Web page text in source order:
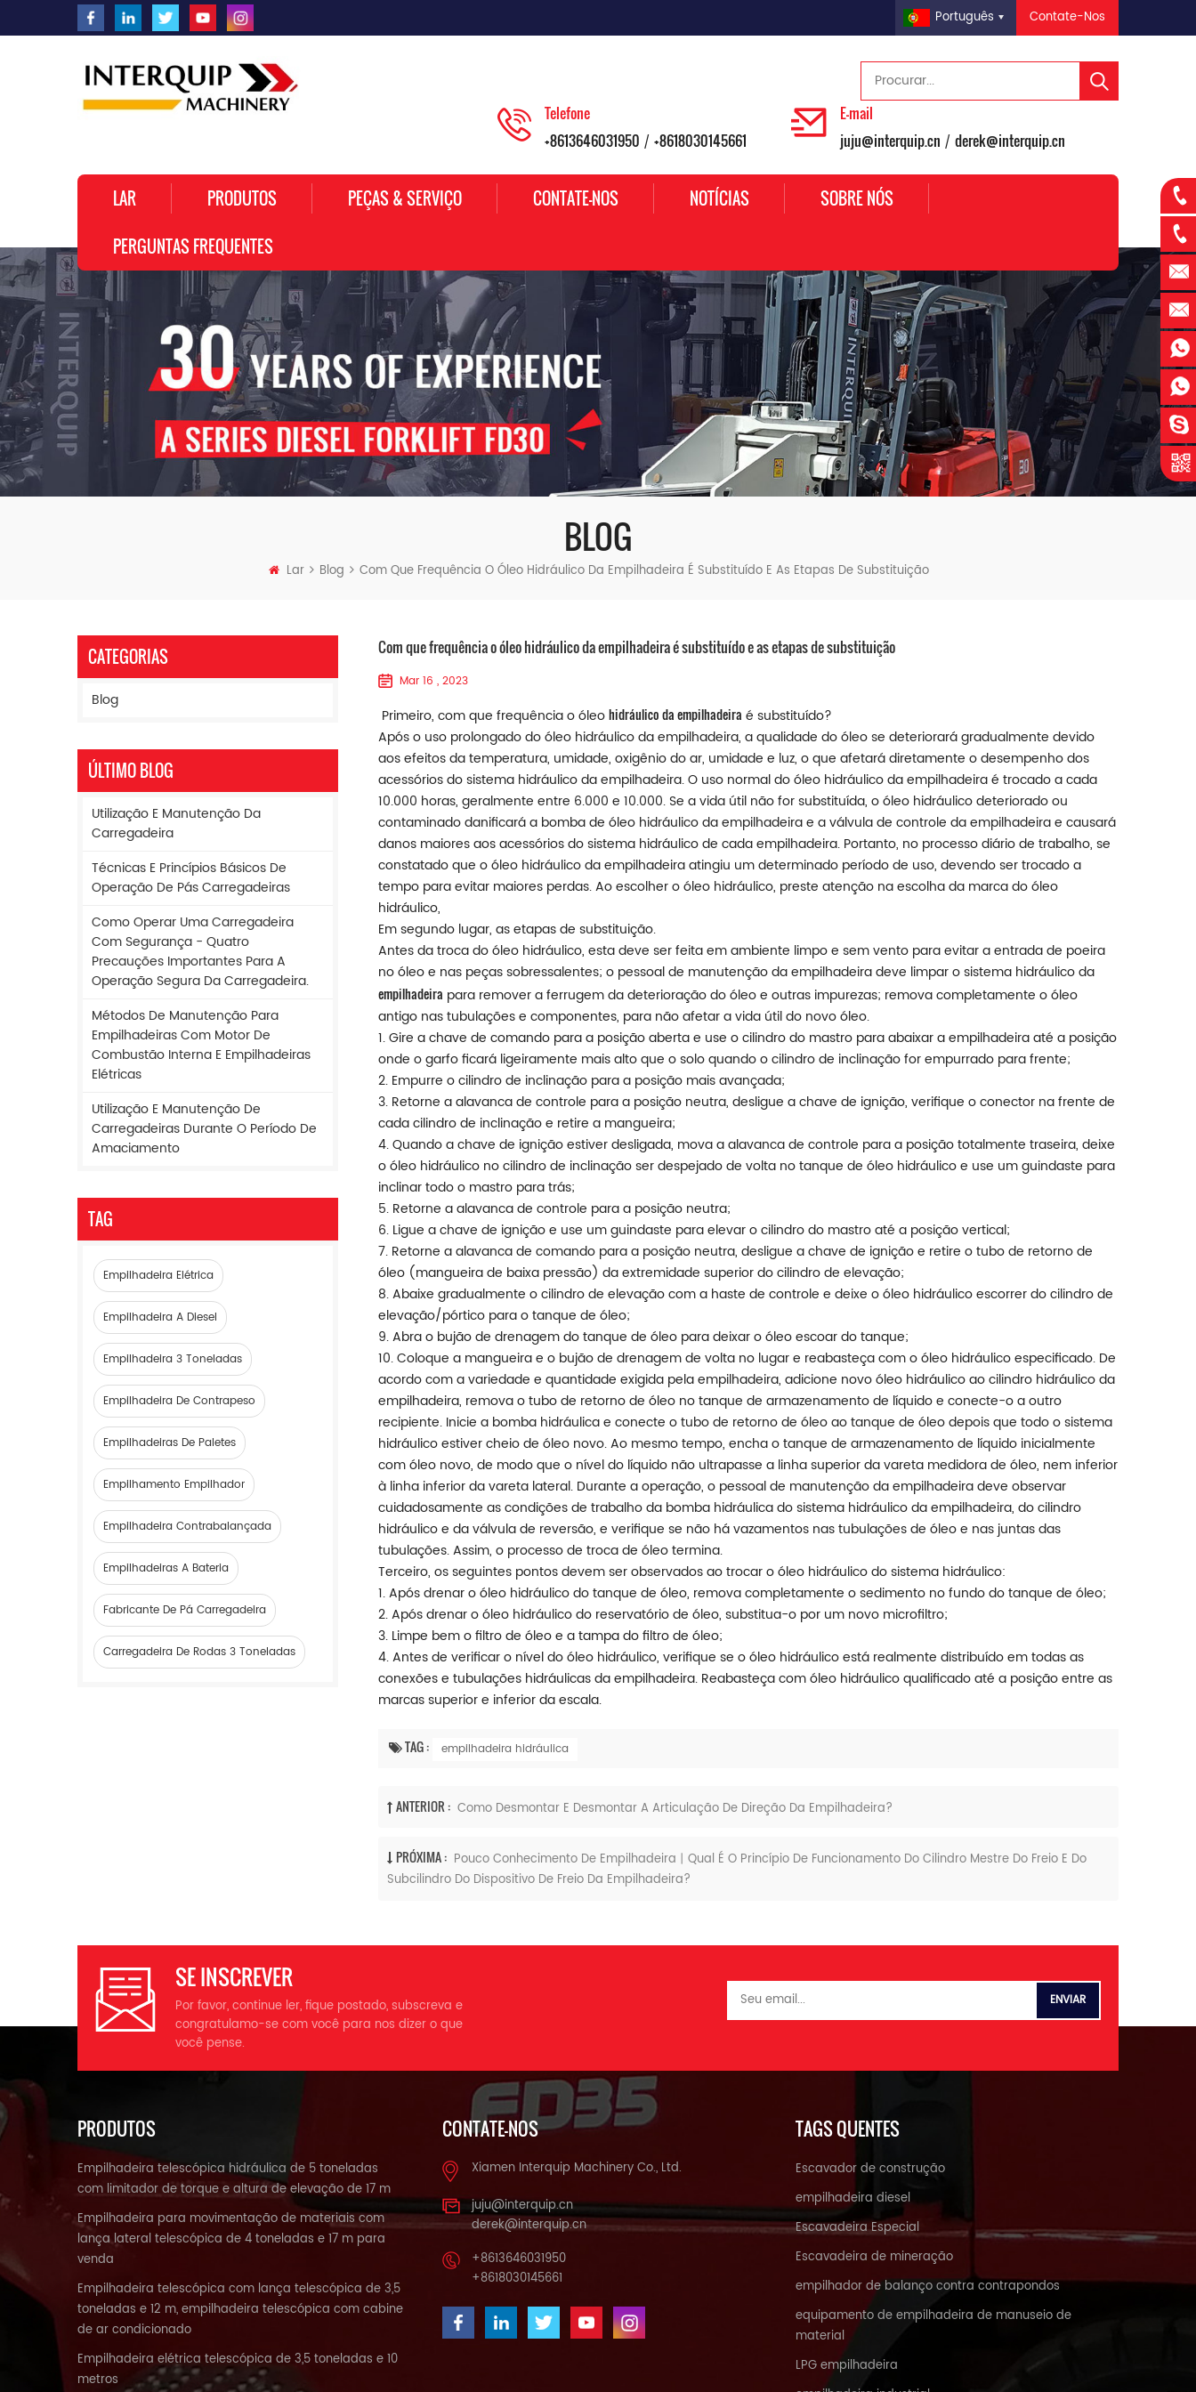
Contate-Nos
Português
Telefone
+8613646031950 / +8618030145661
E-mail
juju@interquip.cn / derek@interquip.cn
LAR PRODUTOS PEÇAS & SERVIÇO CONTATE-NOS NOTÍCIAS SOBRE NÓS
PERGUNTAS FREQUENTES
BLOG
Lar Blog Com Que Frequência O Óleo Hidráulico Da Empilhadeira É Substituído E As Etapas De Substituição
Com que frequência o óleo hidráulico da empilhadeira é substituído e as etapas de substituição
Mar 16 , 2023
Primeiro, com que frequência o óleohidráulico da empilhadeira é substituído?
Após o uso prolongado do óleo hidráulico da empilhadeira, a qualidade do óleo se deteriorará gradualmente devido
aos efeitos da temperatura, umidade, oxigênio do ar, umidade e luz, o que afetará diretamente o desempenho dos
acessórios do sistema hidráulico da empilhadeira. O uso normal do óleo hidráulico da empilhadeira é trocado a cada
10.000 horas, geralmente entre 6.000 e 10.000. Se a vida útil não for substituída, o óleo hidráulico deteriorado ou
contaminado danificará a bomba de óleo hidráulico da empilhadeira e a válvula de controle da empilhadeira e causará
danos maiores aos acessórios do sistema hidráulico de cada empilhadeira. Portanto, no processo diário de trabalho, se
constatado que o óleo hidráulico da empilhadeira atingiu um determinado período de uso, devendo ser trocado a
tempo para evitar maiores perdas. Ao escolher o óleo hidráulico, preste atenção na escolha da marca do óleo
hidráulico,
Em segundo lugar, as etapas de substituição.
Antes da troca do óleo hidráulico, esta deve ser feita em ambiente limpo e sem vento para evitar a entrada de poeira
no óleo e nas peças sobressalentes; o pessoal de manutenção da empilhadeira deve limpar o sistema hidráulico da
empilhadeira para remover a ferrugem da deterioração do óleo e outras impurezas; remova completamente o óleo
antigo nas tubulações e componentes, para não afetar a vida útil do novo óleo.
1. Gire a chave de comando para a posição aberta e use o cilindro do mastro para abaixar a empilhadeira até a posição
onde o garfo ficará ligeiramente mais alto que o solo quando o cilindro de inclinação for empurrado para frente;
2. Empurre o cilindro de inclinação para a posição mais avançada;
3. Retorne a alavanca de controle para a posição neutra, desligue a chave de ignição, verifique o conector na frente de
cada cilindro de inclinação e retire a mangueira;
4. Quando a chave de ignição estiver desligada, mova a alavanca de controle para a posição totalmente traseira, deixe
o óleo hidráulico no cilindro de inclinação ser despejado de volta no tanque de óleo hidráulico e use um guindaste para
inclinar todo o mastro para trás;
5. Retorne a alavanca de controle para a posição neutra;
6. Ligue a chave de ignição e use um guindaste para elevar o cilindro do mastro até a posição vertical;
7. Retorne a alavanca de comando para a posição neutra, desligue a chave de ignição e retire o tubo de retorno de
óleo (mangueira de baixa pressão) da extremidade superior do cilindro de elevação;
8. Abaixe gradualmente o cilindro de elevação com a haste de controle e deixe o óleo hidráulico escorrer do cilindro de
elevação/pórtico para o tanque de óleo;
9. Abra o bujão de drenagem do tanque de óleo para deixar o óleo escoar do tanque;
10. Coloque a mangueira e o bujão de drenagem de volta no lugar e reabasteça com o óleo hidráulico especificado. De
acordo com a variedade e quantidade exigida pela empilhadeira, adicione novo óleo hidráulico ao cilindro hidráulico da
empilhadeira, remova o tubo de retorno de óleo no tanque de armazenamento de líquido e conecte-o a outro
recipiente. Inicie a bomba hidráulica e conecte o tubo de retorno de óleo ao tanque de óleo depois que todo o sistema
hidráulico estiver cheio de óleo novo. Ao mesmo tempo, encha o tanque de armazenamento de líquido inicialmente
com óleo novo, de modo que o nível do líquido não ultrapasse a linha superior da vareta medidora de óleo, nem inferior
à linha inferior da vareta lateral. Durante a operação, o pessoal de manutenção da empilhadeira deve observar
cuidadosamente as condições de trabalho da bomba hidráulica do sistema hidráulico da empilhadeira, do cilindro
hidráulico e da válvula de reversão, e verifique se não há vazamentos nas tubulações de óleo e nas juntas das
tubulações. Assim, o processo de troca de óleo termina.
Terceiro, os seguintes pontos devem ser observados ao trocar o óleo hidráulico do sistema hidráulico:
1. Após drenar o óleo hidráulico do tanque de óleo, remova completamente o sedimento no fundo do tanque de óleo;
2. Após drenar o óleo hidráulico do reservatório de óleo, substitua-o por um novo microfiltro;
3. Limpe bem o filtro de óleo e a tampa do filtro de óleo;
4. Antes de verificar o nível do óleo hidráulico, verifique se o óleo hidráulico está realmente distribuído em todas as
conexões e tubulações hidráulicas da empilhadeira. Reabasteça com óleo hidráulico qualificado até a posição entre as
marcas superior e inferior da escala.
TAG : empilhadeira hidráulica
ANTERIOR : Como Desmontar E Desmontar A Articulação De Direção Da Empilhadeira?
PRÓXIMA : Pouco Conhecimento De Empilhadeira丨Qual É O Princípio De Funcionamento Do Cilindro Mestre Do Freio E Do
Subcilindro Do Dispositivo De Freio Da Empilhadeira?
CATEGORIAS
Blog
ÚLTIMO BLOG
Utilização E Manutenção Da
Carregadeira
Técnicas E Princípios Básicos De
Operação De Pás Carregadeiras
Como Operar Uma Carregadeira
Com Segurança - Quatro
Precauções Importantes Para A
Operação Segura Da Carregadeira.
Métodos De Manutenção Para
Empilhadeiras Com Motor De
Combustão Interna E Empilhadeiras
Elétricas
Utilização E Manutenção De
Carregadeiras Durante O Período De
Amaciamento
TAG
Empilhadeira Elétrica
Empilhadeira A Diesel
Empilhadeira 3 Toneladas
Empilhadeira De Contrapeso
Empilhadeiras De Paletes
Empilhamento Empilhador
Empilhadeira Contrabalançada
Empilhadeiras A Bateria
Fabricante De Pá Carregadeira
Carregadeira De Rodas 3 Toneladas
SE INSCREVER
Por favor, continue ler, fique postado, subscreva e
congratulamo-se com você para nos dizer o que
você pense.
PRODUTOS
Empilhadeira telescópica hidráulica de 5 toneladas
com limitador de torque e altura de elevação de 17 m
Empilhadeira para movimentação de materiais com
lança lateral telescópica de 4 toneladas e 17 m para
venda
Empilhadeira telescópica com lança telescópica de 3,5
toneladas e 12 m, empilhadeira telescópica com cabine
de ar condicionado
Empilhadeira elétrica telescópica de 3,5 toneladas e 10
metros
CONTATE-NOS
Xiamen Interquip Machinery Co., Ltd.
juju@interquip.cn
derek@interquip.cn
+8613646031950
+8618030145661
TAGS QUENTES
Escavador de construção
empilhadeira diesel
Escavadeira Especial
Escavadeira de mineração
empilhador de balanço contra contrapondos
equipamento de empilhadeira de manuseio de
material
LPG empilhadeira